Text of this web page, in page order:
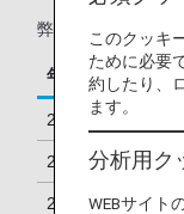
弊社での2015年以
年 月
2015
2016
2017 1
このクッキ
ために必要
約したり、
ます。
分析用ク
WEBサイト